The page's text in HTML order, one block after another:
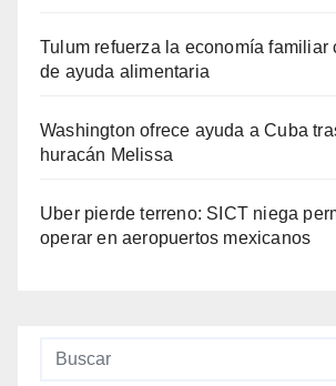
Tulum refuerza la economía familiar
de ayuda alimentaria
Washington ofrece ayuda a Cuba
huracán Melissa
Uber pierde terreno: SICT niega
operar en aeropuertos mexicanos